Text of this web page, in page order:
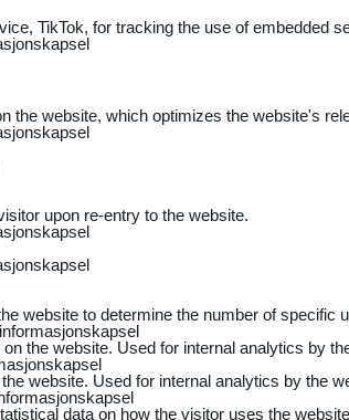
TikTok, for tracking the use of embedded
the website, which optimizes the website's
upon re-entry to the website.
website to determine the number of specific
the website. Used for internal analytics by
website. Used for internal analytics by the
data on how the visitor uses the